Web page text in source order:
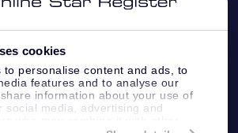
cookies
to personalise content and ads, to
features and to analyse our
information about your use of
social media, advertising and
tallennus
VR -sovellus